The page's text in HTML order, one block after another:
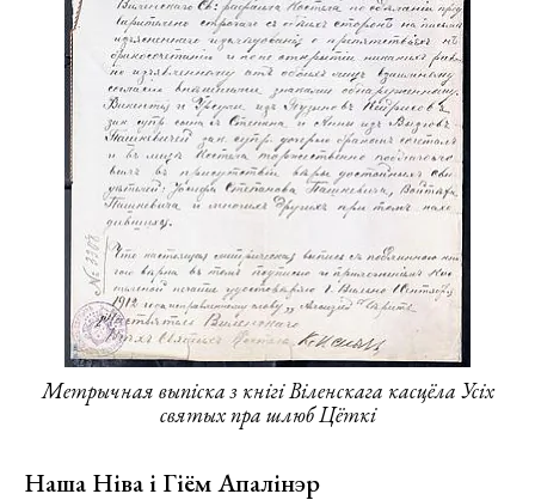
Метрычная выпіска з кнігі Віленскага касцёла Усіх
святых пра шлюб Цёткі
Наша Ніва і Гіём Апалінэр